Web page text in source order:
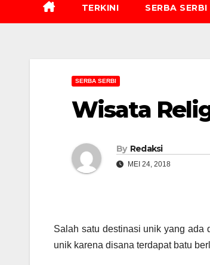
TERKINI SERBA SERBI
SERBA SERBI
Wisata
By Redaksi
MEI 24, 2018
Salah satu destinasi unik yang ada
unik karena disana terdapat batu